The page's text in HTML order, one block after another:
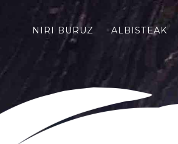
NIRI BURUZ ALBISTEAK